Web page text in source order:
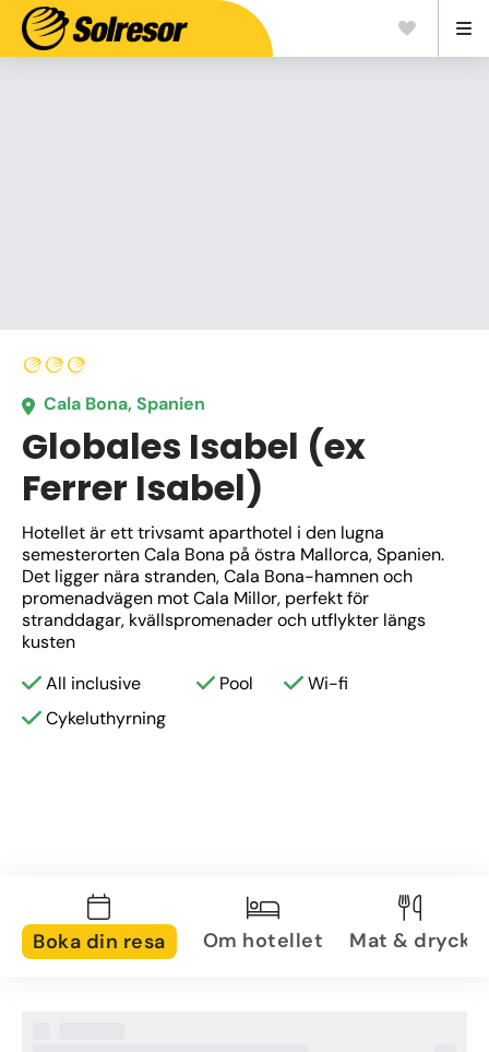
Cala Bona, Spanien
Globales Isabel (ex
Ferrer Isabel)
Hotellet är ett trivsamt aparthotel i den lugna
semesterorten Cala Bona på östra Mallorca, Spanien.
Det ligger nära stranden, Cala Bona-hamnen och
promenadvägen mot Cala Millor, perfekt för
stranddagar, kvällspromenader och utflykter längs
kusten
All inclusive
Pool
Wi-fi
Cykeluthyrning
Boka din resa Om hotellet Mat & dryck